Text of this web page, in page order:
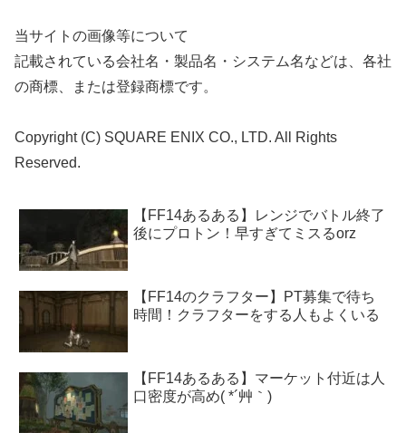
当サイトの画像等について
記載されている会社名・製品名・システム名などは、各社
の商標、または登録商標です。
Copyright (C) SQUARE ENIX CO., LTD. All Rights
Reserved.
【FF14あるある】レンジでバトル終了
後にプロトン！早すぎてミスるorz
【FF14のクラフター】PT募集で待ち
時間！クラフターをする人もよくいる
【FF14あるある】マーケット付近は人
口密度が高め( *´艸｀)